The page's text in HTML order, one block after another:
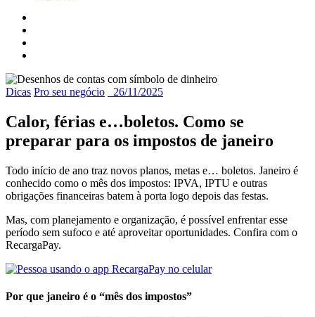
Dicas Pro seu negócio 26/11/2025
Calor, férias e…boletos. Como se
preparar para os impostos de janeiro
Todo início de ano traz novos planos, metas e… boletos. Janeiro é
conhecido como o mês dos impostos: IPVA, IPTU e outras
obrigações financeiras batem à porta logo depois das festas.
Mas, com planejamento e organização, é possível enfrentar esse
período sem sufoco e até aproveitar oportunidades. Confira com o
RecargaPay.
Por que janeiro é o “mês dos impostos”